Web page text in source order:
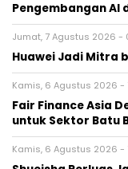
Pengembangan AI
Jumat, 7 Agustus 2026 -
Huawei Jadi Mitra
Kamis, 6 Agustus 2026 -
Fair Finance Asia
untuk Sektor Batu
Kamis, 6 Agustus 2026 -